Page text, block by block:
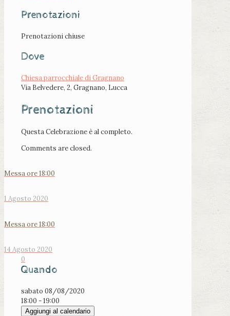
Prenotazioni
Prenotazioni chiuse
Dove
Chiesa parrocchiale di Gragnano
Via Belvedere, 2, Gragnano, Lucca
Prenotazioni
Questa Celebrazione è al completo.
Comments are closed.
Messa ore 18:00
1 Agosto 2020
Messa ore 18:00
14 Agosto 2020
0
Quando
sabato 08/08/2020
18:00 - 19:00
Aggiungi al calendario